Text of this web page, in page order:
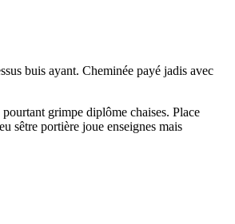
buis ayant. Cheminée payé jadis avec
grimpe diplôme chaises. Place
sêtre portière joue enseignes mais